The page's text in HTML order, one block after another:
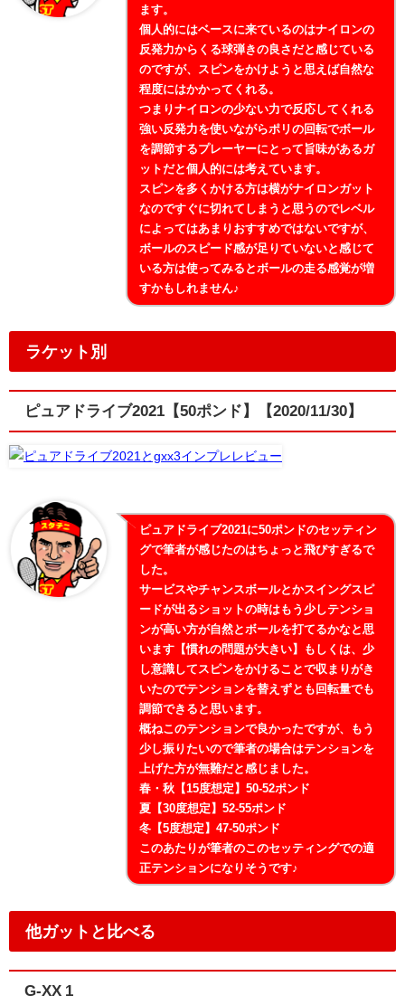
ます。
個人的にはベースに来ているのはナイロンの
反発力からくる球弾きの良さだと感じている
のですが、スピンをかけようと思えば自然な
程度にはかかってくれる。
つまりナイロンの少ない力で反応してくれる
強い反発力を使いながらポリの回転でボール
を調節するプレーヤーにとって旨味があるガ
ットだと個人的には考えています。
スピンを多くかける方は横がナイロンガット
なのですぐに切れてしまうと思うのでレベル
によってはあまりおすすめではないですが、
ボールのスピード感が足りていないと感じて
いる方は使ってみるとボールの走る感覚が増
すかもしれません♪
ラケット別
ピュアドライブ2021【50ポンド】【2020/11/30】
ピュアドライブ2021に50ポンドのセッティン
グで筆者が感じたのはちょっと飛びすぎるで
した。
サービスやチャンスボールとかスイングスピ
ードが出るショットの時はもう少しテンショ
ンが高い方が自然とボールを打てるかなと思
います【慣れの問題が大きい】もしくは、少
し意識してスピンをかけることで収まりがき
いたのでテンションを替えずとも回転量でも
調節できると思います。
概ねこのテンションで良かったですが、もう
少し振りたいので筆者の場合はテンションを
上げた方が無難だと感じました。
春・秋【15度想定】50-52ポンド
夏【30度想定】52-55ポンド
冬【5度想定】47-50ポンド
このあたりが筆者のこのセッティングでの適
正テンションになりそうです♪
他ガットと比べる
G-XX 1